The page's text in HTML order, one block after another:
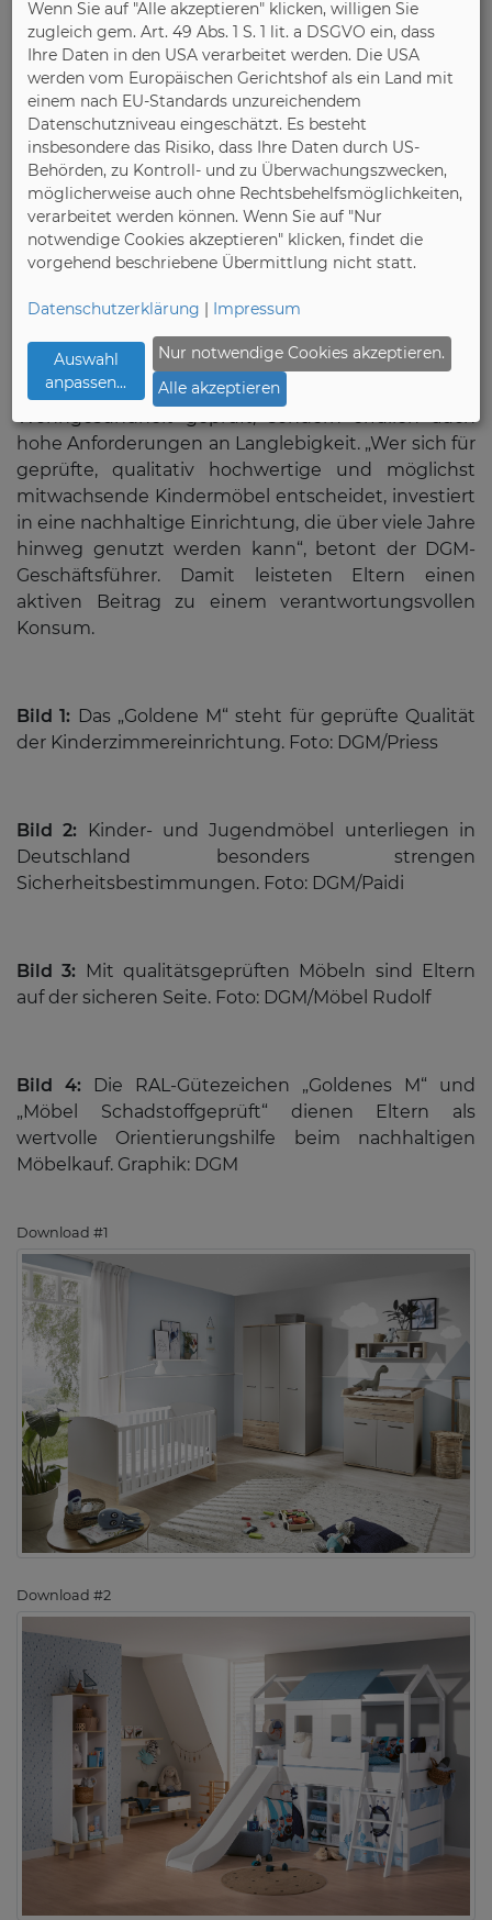
Elektrogeräte, Medikamente und Putzmittel so
verstaut werden, dass sie für den Nachwuchs nicht
erreichbar sind.
Nachhaltigkeit als wichtiger Faktor bei der
Kinderzimmereinrichtung
Neben Sicherheit und Qualität spielt auch der
Nachhaltigkeitsaspekt eine zunehmend wichtige
Langlebige, robuste Produkte tragen dazu bei,
Ressourcen zu schonen und Abfall zu vermeiden.
Möbel mit dem RAL-Gütezeichen „Goldenes M“
werden nicht nur auf Sicherheit und
hohe Anforderungen an Langlebigkeit. „Wer sich für
geprüfte, qualitativ hochwertige und möglichst
mitwachsende Kindermöbel entscheidet, investiert
in eine nachhaltige Einrichtung, die über viele Jahre
hinweg genutzt werden kann“, betont der DGM-
Geschäftsführer. Damit leisteten Eltern einen
aktiven Beitrag zu einem verantwortungsvollen
Konsum.
Bild 1: Das „Goldene M“ steht für geprüfte Qualität
der Kinderzimmereinrichtung. Foto: DGM/Priess
Bild 2: Kinder- und Jugendmöbel unterliegen in
Deutschland besonders strengen
Sicherheitsbestimmungen. Foto: DGM/Paidi
Bild 3: Mit qualitätsgeprüften Möbeln sind Eltern
auf der sicheren Seite. Foto: DGM/Möbel Rudolf
Bild 4:
Die RAL-Gütezeichen „Goldenes M“ und
„Möbel Schadstoffgeprüft“ dienen Eltern als
wertvolle Orientierungshilfe beim nachhaltigen
Möbelkauf. Graphik: DGM
Download #1
Download #2
Wenn Sie auf "Alle akzeptieren" klicken, willigen Sie
zugleich gem. Art. 49 Abs. 1 S. 1 lit. a DSGVO ein, dass
Ihre Daten in den USA verarbeitet werden. Die USA
werden vom Europäischen Gerichtshof als ein Land mit
einem nach EU-Standards unzureichendem
Datenschutzniveau eingeschätzt. Es besteht
insbesondere das Risiko, dass Ihre Daten durch US-
Behörden, zu Kontroll- und zu Überwachungszwecken,
möglicherweise auch ohne Rechtsbehelfsmöglichkeiten,
verarbeitet werden können. Wenn Sie auf "Nur
notwendige Cookies akzeptieren" klicken, findet die
vorgehend beschriebene Übermittlung nicht statt.
Datenschutzerklärung | Impressum
Auswahl
anpassen...
Nur notwendige Cookies akzeptieren.
Alle akzeptieren